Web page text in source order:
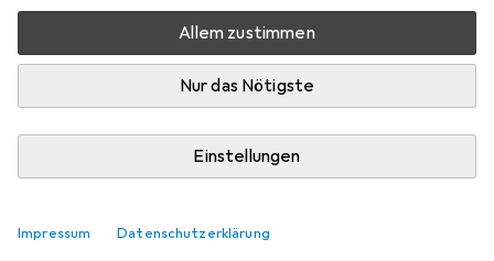
Allem zustimmen
Nur das Nötigste
Einstellungen
Impressum Datenschutzerklärung
Mi, 12.8. geliefert
Mehr als 10 Stück an Lager beim Drittanbieter
Lieferort angeben für genaue Lieferzeit